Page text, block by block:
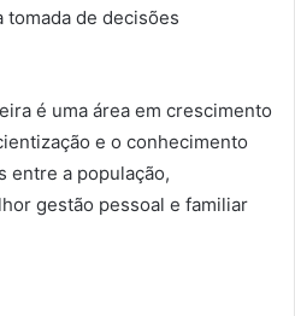
de decisões
é uma área em crescimento
e o conhecimento
entre a população,
gestão pessoal e familiar